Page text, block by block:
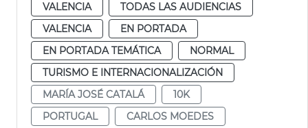
VALENCIA
TODAS LAS AUDIENCIAS
VALENCIA
EN PORTADA
EN PORTADA TEMÁTICA
NORMAL
TURISMO E INTERNACIONALIZACIÓN
MARÍA JOSÉ CATALÁ
10K
PORTUGAL
CARLOS MOEDES